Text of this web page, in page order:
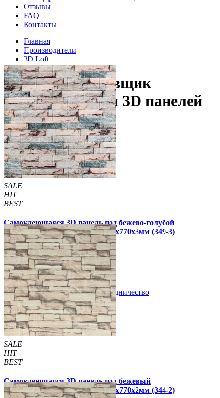
Отзывы
FAQ
Контакты
Главная
Производители
3D Loft
3D Loft - Поставщик
самоклеющихся 3D панелей
№1 в Украине
SALE
HIT
BEST
Самоклеющаяся 3D панель под бежево-голубой
екатеринославский кирпич 700x770x3мм (349-3)
69 грн/шт 130 грн /шт
Купить В закладки Сотрудничество
SALE
HIT
BEST
Самоклеющаяся 3D панель под бежевый
екатеринославский кирпич 700x770x2мм (344-2)